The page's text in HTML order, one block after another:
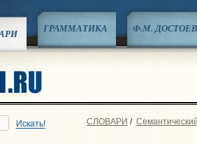
ГРАММАТИКА Ф.М.
Искать! СЛОВАРИ /